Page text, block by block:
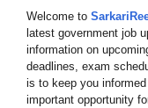
Welcome to
latest government job
information on
deadlines, exam
is to keep you
important opportunity